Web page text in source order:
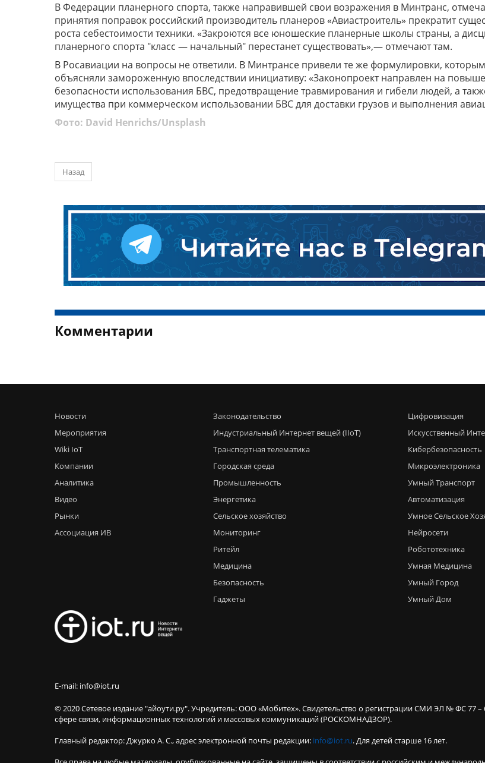
В Федерации планерного спорта, также направившей свои возражения в Минтранс,
принятия поправок российский производитель планеров «Авиастроитель» прекратит
роста себестоимости техники. «Закроются все юношеские планерные школы страны, а
планерного спорта "класс — начальный" перестанет существовать»,— отмечают там.
В Росавиации на вопросы не ответили. В Минтрансе привели те же формулировки,
объясняли замороженную впоследствии инициативу: «Законопроект направлен на
безопасности использования БВС, предотвращение травмирования и гибели людей, а
имущества при коммерческом использовании БВС для доставки грузов и выполнения
Фото: David Henrichs/Unsplash
Назад
Комментарии
Новости
Мероприятия
Wiki IoT
Компании
Аналитика
Видео
Рынки
Ассоциация ИВ
Законодательство
Индустриальный Интернет вещей (IIoT)
Транспортная телематика
Городская среда
Промышленность
Энергетика
Сельское хозяйство
Мониторинг
Ритейл
Медицина
Безопасность
Гаджеты
Цифровизация
Искусственный
Кибербезопасность
Микроэлектроника
Умный Транспорт
Автоматизация
Умное Сельское
Нейросети
Робототехника
Умная Медицина
Умный Город
Умный Дом
E-mail: info@iot.ru
© 2020 Сетевое издание "айоути.ру". Учредитель: ООО «Мобитех». Свидетельство о регистрации СМИ ЭЛ № ФС 77
сфере связи, информационных технологий и массовых коммуникаций (РОСКОМНАДЗОР).
Главный редактор: Джурко А. С., адрес электронной почты редакции: info@iot.ru. Для детей старше 16 лет.